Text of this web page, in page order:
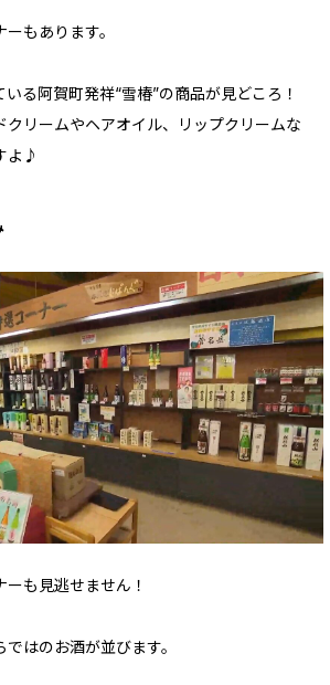
もあります。
る阿賀町発祥“雪椿”の商品が見どころ！
クリームやヘアオイル、リップクリームな
よ♪
も見逃せません！
はのお酒が並びます。